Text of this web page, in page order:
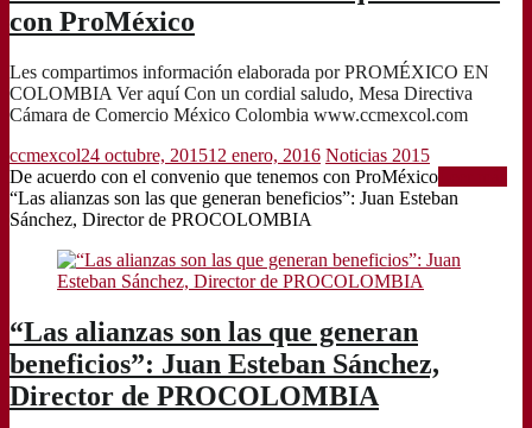
con ProMéxico
Les compartimos información elaborada por PROMÉXICO EN
COLOMBIA Ver aquí Con un cordial saludo, Mesa Directiva
Cámara de Comercio México Colombia www.ccmexcol.com
ccmexcol24 octubre, 201512 enero, 2016 Noticias 2015
De acuerdo con el convenio que tenemos con ProMéxico
“Las alianzas son las que generan beneficios”: Juan Esteban
Sánchez, Director de PROCOLOMBIA
“Las alianzas son las que generan
beneficios”: Juan Esteban Sánchez,
Director de PROCOLOMBIA